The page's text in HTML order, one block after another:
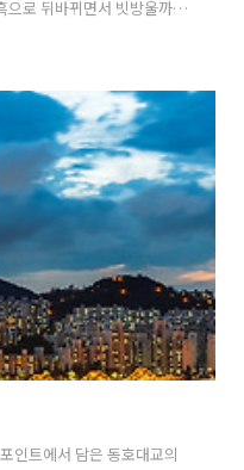
으로 뒤바뀌면서 빗방울까지
인트에서 담은 동호대교의